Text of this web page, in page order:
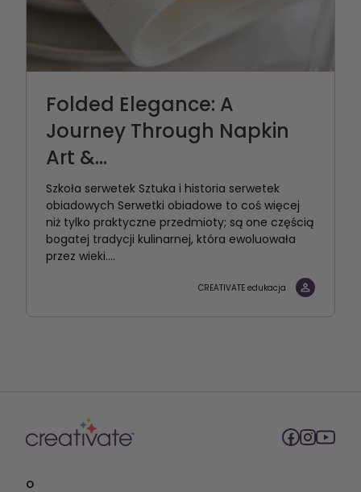
Folded Elegance: A
Journey Through Napkin
Art &...
Szkoła serwetek Sztuka i historia serwetek
obiadowych Serwetki obiadowe to coś więcej
niż tylko praktyczne przedmioty; są one częścią
bogatej tradycji kulinarnej, która ewoluowała
przez wieki....
CREATIVATE edukacja
O